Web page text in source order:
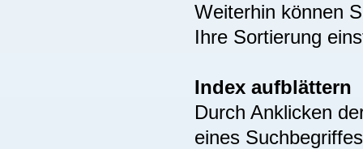
Weiterhin können
Ihre Sortierung
Index aufblättern
Durch Anklicken
eines